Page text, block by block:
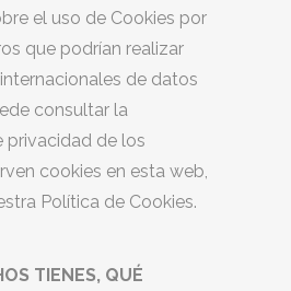
el uso de Cookies por
que podrían realizar
de datos
consultar la
privacidad de los
cookies en esta web,
Política de Cookies.
TIENES, QUÉ